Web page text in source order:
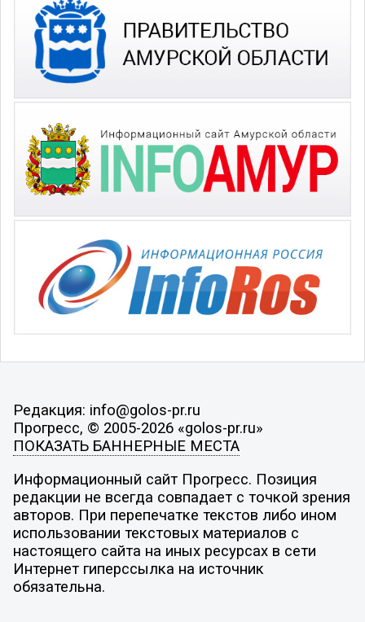
Редакция: info@golos-pr.ru
Прогресс, © 2005-2026 «golos-pr.ru»
ПОКАЗАТЬ БАННЕРНЫЕ МЕСТА
Информационный сайт Прогресс. Позиция
редакции не всегда совпадает с точкой зрения
авторов. При перепечатке текстов либо ином
использовании текстовых материалов с
настоящего сайта на иных ресурсах в сети
Интернет гиперссылка на источник
обязательна.